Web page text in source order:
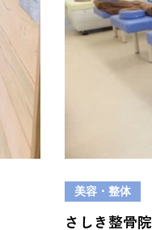
さしき整骨院
美容・整体